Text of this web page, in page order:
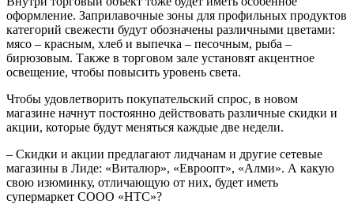
оформление. Заприлавочные зоны для профильных продуктов
категорий свежести будут обозначены различными цветами:
мясо – красным, хлеб и выпечка – песочным, рыба –
бирюзовым. Также в торговом зале установят акцентное
освещение, чтобы повысить уровень света.
Чтобы удовлетворить покупательский спрос, в новом
магазине начнут постоянно действовать различные скидки и
акции, которые будут меняться каждые две недели.
– Скидки и акции предлагают лидчанам и другие сетевые
магазины в Лиде: «Виталюр», «Евроопт», «Алми». А какую
свою изюминку, отличающую от них, будет иметь
супермаркет СООО «НТС»?